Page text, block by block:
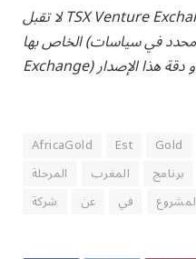
لا تقبل TSX Venture Exchange ولا مزود خدمات التنظيم
الخاص بها (كما هو محدد في سياسات TSX Venture
AfricaGold Est Gold
المرحلة
المغرب برنامج
شركة
عن في لمشروع